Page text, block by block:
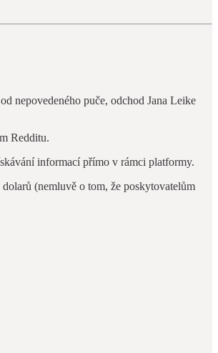
nepovedeného puče, odchod Jana Leike
Redditu.
informací přímo v rámci platformy.
(nemluvě o tom, že poskytovatelům